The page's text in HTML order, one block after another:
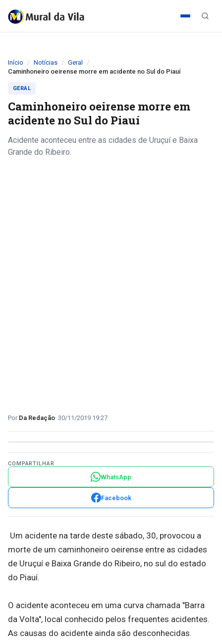
Início Notícias
Geral
Caminhoneiro oeirense morre em acidente no Sul do Piauí
GERAL
Caminhoneiro oeirense morre em
acidente no Sul do Piauí
Acidente aconteceu entre as cidades de Uruçuí e Baixa
Grande do Ribeiro.
Da Redação 30/11/2019 19:27
COMPARTILHAR
WhatsApp
Facebook
Um acidente na tarde deste sábado, 30, provocou a
morte de um caminhoneiro oeirense entre as cidades
de Uruçuí e Baixa Grande do Ribeiro, no sul do estado
do Piauí.
O acidente aconteceu em uma curva chamada "Barra
da Volta", local conhecido pelos frequentes acidentes.
As causas do acidente ainda são desconhecidas.